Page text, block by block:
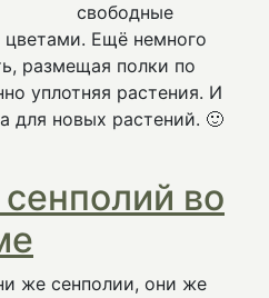
свободные
Ещё немного
размещая полки по
уплотняя растения. И
для новых растений. 🙂
во
же сенполии, они же